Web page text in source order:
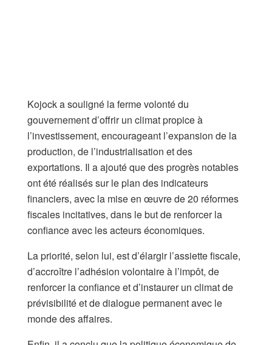
Kojock a souligné la ferme volonté du
gouvernement d’offrir un climat propice à
l’investissement, encourageant l’expansion de la
production, de l’industrialisation et des
exportations. Il a ajouté que des progrès notables
ont été réalisés sur le plan des indicateurs
financiers, avec la mise en œuvre de 20 réformes
fiscales incitatives, dans le but de renforcer la
confiance avec les acteurs économiques.
La priorité, selon lui, est d’élargir l’assiette fiscale,
d’accroître l’adhésion volontaire à l’impôt, de
renforcer la confiance et d’instaurer un climat de
prévisibilité et de dialogue permanent avec le
monde des affaires.